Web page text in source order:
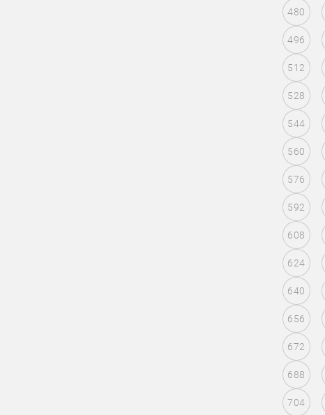
480
496
512
528
544
560
576
592
608
624
640
656
672
688
704